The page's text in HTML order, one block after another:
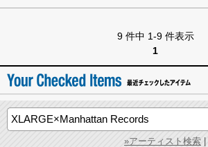
9 件中 1-9 件表示
1
»アーティスト検索 |